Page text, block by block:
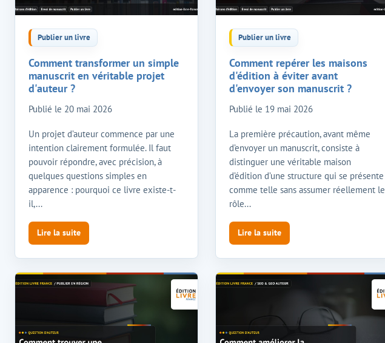
Publier un livre
Comment transformer un simple
manuscrit en véritable projet
d'auteur ?
Publié le 20 mai 2026
Un projet d’auteur commence par une
intention clairement formulée. Il faut
pouvoir répondre, avec précision, à
quelques questions simples en
apparence : pourquoi ce livre existe-t-
il,...
Lire la suite
Publier un livre
Comment repérer les maisons
d'édition à éviter avant
d'envoyer son manuscrit ?
Publié le 19 mai 2026
La première précaution, avant même
d’envoyer un manuscrit, consiste à
distinguer une véritable maison
d’édition d’une structure qui se présente
comme telle sans assumer réellement le
rôle...
Lire la suite